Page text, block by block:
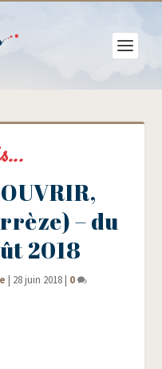
– du
2018
| 28 juin 2018| 0